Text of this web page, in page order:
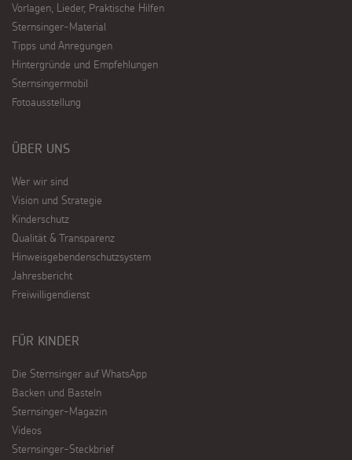
Vorlagen, Lieder, Praktische Hilfen
Sternsinger-Material
Tipps und Anregungen
Hintergründe und Empfehlungen
Sternsingermobil
Fotoausstellung
ÜBER UNS
Wer wir sind
Vision und Strategie
Kinderschutz
Qualität & Transparenz
Hinweisgebendenschutzsystem
Jahresbericht
Freiwilligendienst
FÜR KINDER
Die Sternsinger auf WhatsApp
Backen und Basteln
Sternsinger-Magazin
Videos
Sternsinger-Steckbrief